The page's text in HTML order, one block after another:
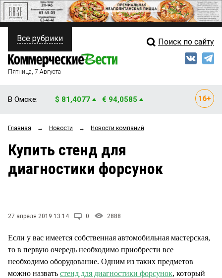
ПОЛИТИКА
ФИНАНСЫ
ОБЩЕСТВО
ЗАКОН
НОВОСТИ КОМПАНИЙ
СТИЛЬ ЖИЗНИ
Свежий выпуск
Мнения
Блоги
Все рубрики Поиск по сайту
Пятница, 7 Августа
В Омске: $ 81,4077 € 94,0585
Главная → Новости → Новости компаний
Купить стенд для
диагностики форсунок
27 апреля 2019 13:14 0 2888
Если у вас имеется собственная автомобильная мастерская,
то в первую очередь необходимо приобрести все
необходимо оборудование. Одним из таких предметов
можно назвать стенд для диагностики форсунок, который